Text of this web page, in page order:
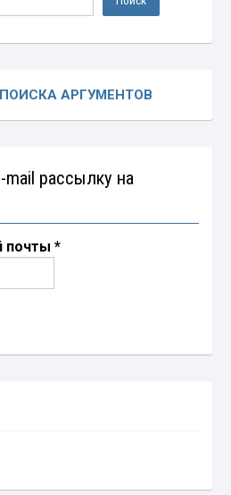
АРГУМЕНТОВ
рассылку на
почты*